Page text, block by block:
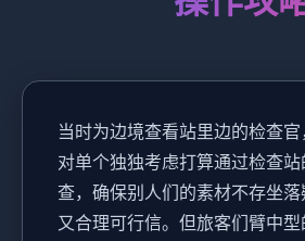
当时为边境查看站里边的检查
对单个独独考虑打算通过检查
查，确保别人们的素材不存坐
又合理可行信。但旅客们臂中